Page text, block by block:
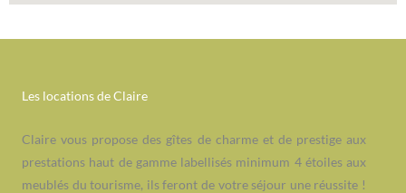
Les locations de Claire
Claire vous propose des gîtes de charme et de prestige aux
prestations haut de gamme labellisés minimum 4 étoiles aux
meublés du tourisme, ils feront de votre séjour une réussite !